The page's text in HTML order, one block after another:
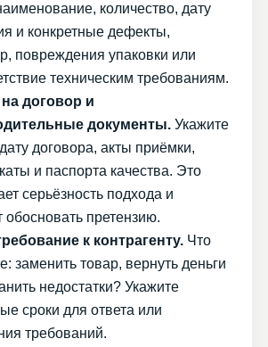
количество, дату
и конкретные дефекты,
повреждения упаковки или
техническим требованиям.
договор и
документы. Укажите
договора, акты приёмки,
и паспорта качества. Это
серьёзность подхода и
обосновать претензию.
к контрагенту. Что
заменить товар, вернуть деньги
недостатки? Укажите
сроки для ответа или
требований.